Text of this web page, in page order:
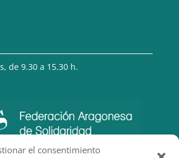
el consentimiento
de 9.30 a 15.30 h.